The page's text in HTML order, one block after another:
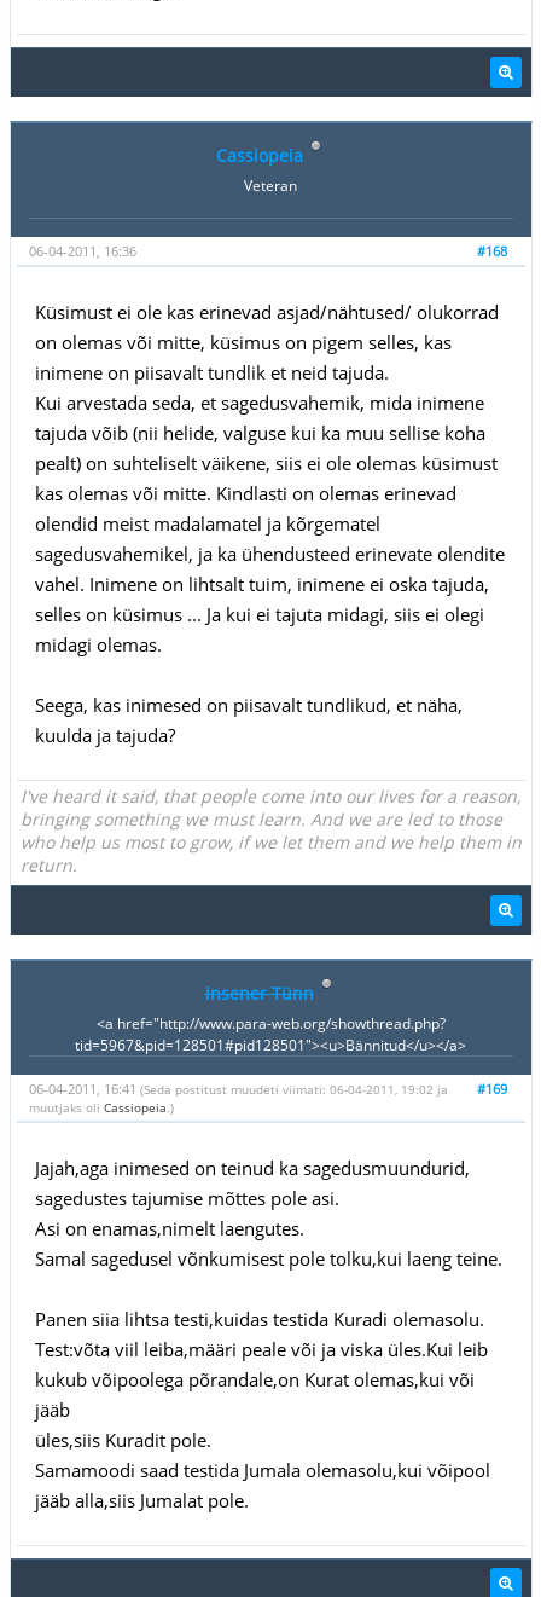
Cassiopeia
Veteran
#168
06-04-2011, 16:36
Küsimust ei ole kas erinevad asjad/nähtused/ olukorrad
on olemas või mitte, küsimus on pigem selles, kas
inimene on piisavalt tundlik et neid tajuda.
Kui arvestada seda, et sagedusvahemik, mida inimene
tajuda võib (nii helide, valguse kui ka muu sellise koha
pealt) on suhteliselt väikene, siis ei ole olemas küsimust
kas olemas või mitte. Kindlasti on olemas erinevad
olendid meist madalamatel ja kõrgematel
sagedusvahemikel, ja ka ühendusteed erinevate olendite
vahel. Inimene on lihtsalt tuim, inimene ei oska tajuda,
selles on küsimus ... Ja kui ei tajuta midagi, siis ei olegi
midagi olemas.
Seega, kas inimesed on piisavalt tundlikud, et näha,
kuulda ja tajuda?
I've heard it said, that people come into our lives for a reason,
bringing something we must learn. And we are led to those
who help us most to grow, if we let them and we help them in
return.
insener Tünn
<a href="http://www.para-web.org/showthread.php?
tid=5967&pid=128501#pid128501"><u>Bännitud</u></a>
#169
06-04-2011, 16:41 (Seda postitust muudeti viimati: 06-04-2011, 19:02 ja
muutjaks oli Cassiopeia .)
Jajah,aga inimesed on teinud ka sagedusmuundurid,
sagedustes tajumise mõttes pole asi.
Asi on enamas,nimelt laengutes.
Samal sagedusel võnkumisest pole tolku,kui laeng teine.
Panen siia lihtsa testi,kuidas testida Kuradi olemasolu.
Test:võta viil leiba,määri peale või ja viska üles.Kui leib
kukub võipoolega põrandale,on Kurat olemas,kui või
jääb
üles,siis Kuradit pole.
Samamoodi saad testida Jumala olemasolu,kui võipool
jääb alla,siis Jumalat pole.